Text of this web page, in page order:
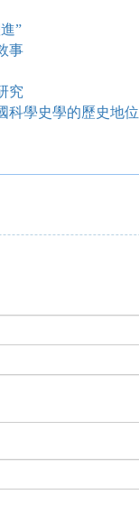
”
事
究
學史學的歷史地位